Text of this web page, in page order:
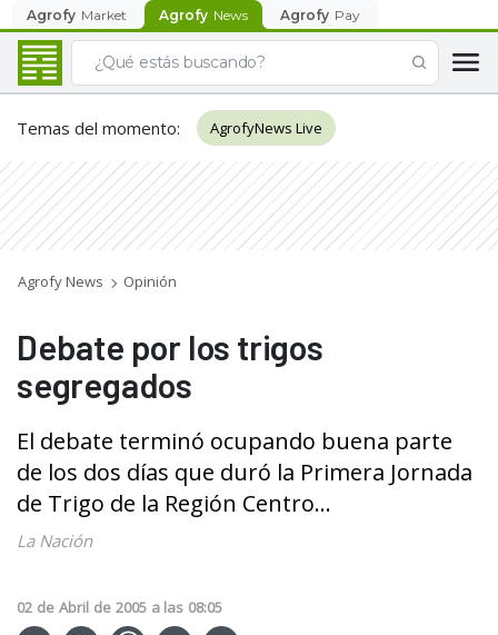
Agrofy Market Agrofy News Agrofy Pay
Temas del momento: AgrofyNews Live
Agrofy News Opinión
Debate por los trigos
segregados
El debate terminó ocupando buena parte
de los dos días que duró la Primera Jornada
de Trigo de la Región Centro...
La Nación
02 de Abril de 2005 a las 08:05